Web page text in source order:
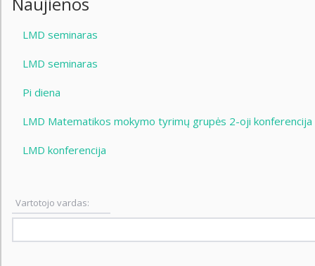
LMD seminaras
LMD seminaras
Pi diena
LMD Matematikos mokymo tyrimų grupės 2-oji konferencija
LMD konferencija
Vartotojo vardas: